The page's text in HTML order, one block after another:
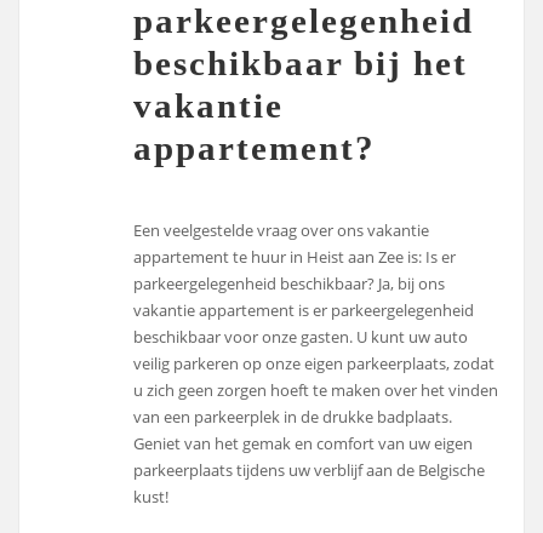
parkeergelegenheid
beschikbaar bij het
vakantie
appartement?
Een veelgestelde vraag over ons vakantie
appartement te huur in Heist aan Zee is: Is er
parkeergelegenheid beschikbaar? Ja, bij ons
vakantie appartement is er parkeergelegenheid
beschikbaar voor onze gasten. U kunt uw auto
veilig parkeren op onze eigen parkeerplaats, zodat
u zich geen zorgen hoeft te maken over het vinden
van een parkeerplek in de drukke badplaats.
Geniet van het gemak en comfort van uw eigen
parkeerplaats tijdens uw verblijf aan de Belgische
kust!